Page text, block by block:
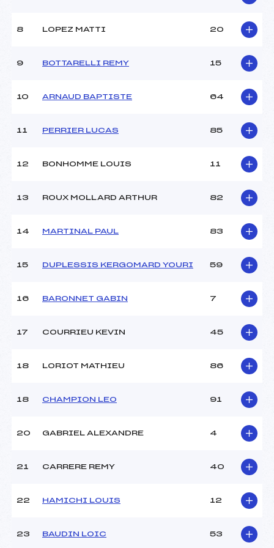
SANDRAZ MORANE (SA)
Ouvreurs D :
Météo :
Nombre de portes :
Traceur :
Ouvreurs C :
Ouvreurs E :
Pénalité appliquée :
84.6300
8 LOPEZ MATTI 20
9 BOTTARELLI REMY 15
10 ARNAUD BAPTISTE 64
11 PERRIER LUCAS 85
12 BONHOMME LOUIS 11
13 ROUX MOLLARD ARTHUR 82
14 MARTINAL PAUL 83
15 DUPLESSIS KERGOMARD YOURI 59
16 BARONNET GABIN 7
17 COURRIEU KEVIN 45
18 LORIOT MATHIEU 86
18 CHAMPION LEO 91
20 GABRIEL ALEXANDRE 4
21 CARRERE REMY 40
22 HAMICHI LOUIS 12
23 BAUDIN LOIC 53